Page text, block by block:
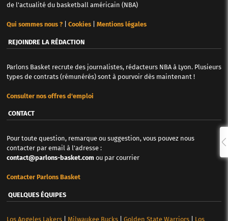
de l'actualité du basketball américain (NBA)
Qui sommes nous ?| Cookies| Mentions légales
REJOINDRE LA RÉDACTION
Parlons Basket recrute des journalistes, rédacteurs NBA à Lyon. Plusieurs
types de contrats (rémunérés) sont à pourvoir dès maintenant !
Consulter nos offres d'emploi
CONTACT
Pour toute question, remarque ou suggestion, vous pouvez nous
contacter par email à l'adresse :
contact@parlons-basket.com ou par courrier
Contacter Parlons Basket
QUELQUES ÉQUIPES
Los Angeles Lakers| Milwaukee Bucks| Golden State Warriors| Los